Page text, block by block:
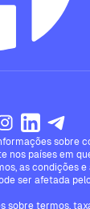
sobre
nos países em
as condições
ser afetada
sobre termos,